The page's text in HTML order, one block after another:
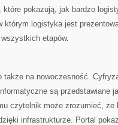
pokazują, jak bardzo
którym logistyka jest
etapów.
także na nowoczesność.
są przedstawiane
czytelnik może zrozumieć, że
infrastrukturze. Portal